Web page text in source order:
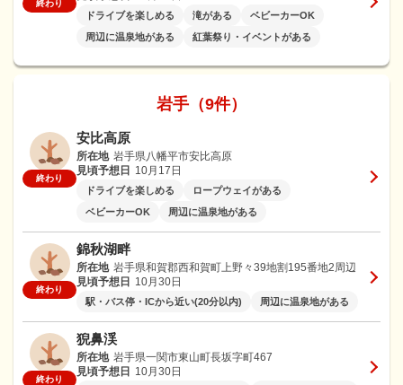
終わり
ドライブを楽しめる 滝がある
ベビーカーOK
周辺に温泉地がある
紅葉祭り・イベントがある
岩手（9件）
終わり
安比高原
所在地 岩手県八幡平市安比高原
見頃予想日
10月17日
ドライブを楽しめる
ロープウェイがある
ベビーカーOK
周辺に温泉地がある
終わり
錦秋湖畔
所在地 岩手県和賀郡西和賀町上野々39地割195番地2周辺
見頃予想日
10月30日
駅・バス停・ICから近い(20分以内) 周辺に温泉地がある
終わり
猊鼻渓
所在地 岩手県一関市東山町長坂字町467
見頃予想日
10月30日